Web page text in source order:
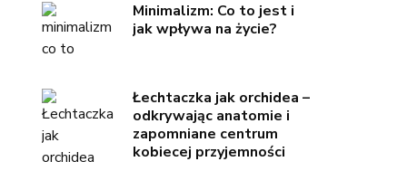
Minimalizm: Co to jest i
jak wpływa na życie?
Łechtaczka jak orchidea –
odkrywając anatomie i
zapomniane centrum
kobiecej przyjemności